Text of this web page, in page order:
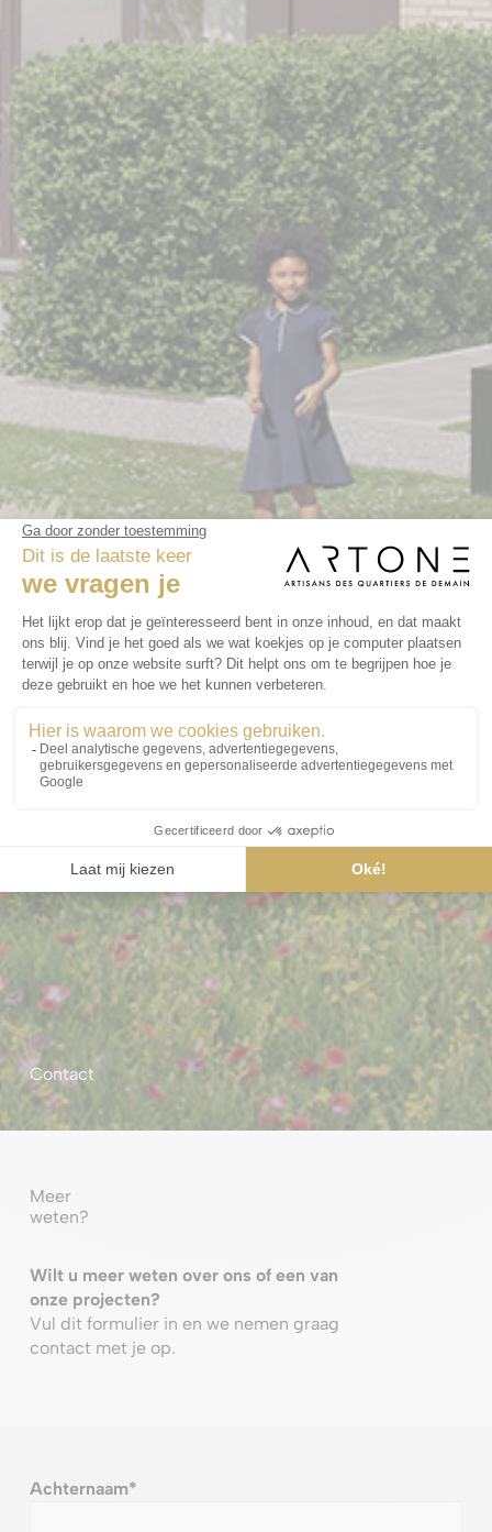
Contact
Meer
weten?
Wilt u meer weten over ons of een van
onze projecten?
Vul dit formulier in en we nemen graag
contact met je op.
Achternaam*